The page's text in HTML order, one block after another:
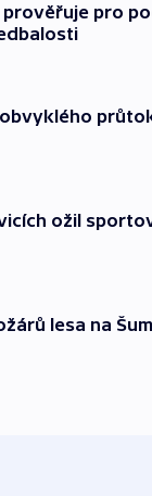
pro
ožil
lesa na